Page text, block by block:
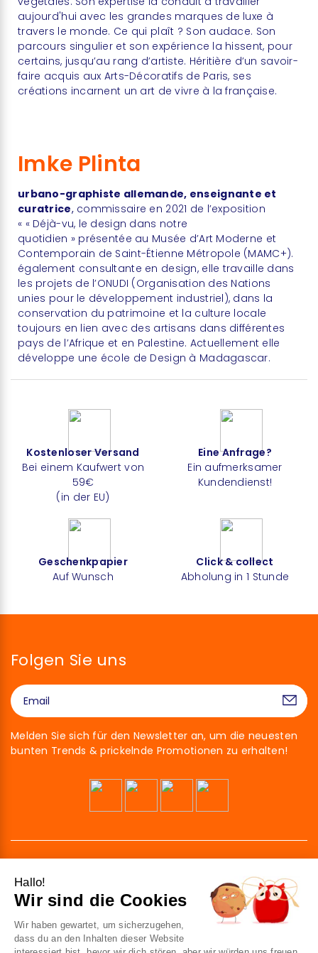
aujourd'hui avec les grandes marques de luxe à
travers le monde. Ce qui plaît ? Son audace. Son
parcours singulier et son expérience la hissent, pour
certains, jusqu’au rang d’artiste. Héritière d’un savoir-
faire acquis aux Arts-Décoratifs de Paris, ses
créations incarnent un art de vivre à la française.
Imke Plinta
urbano-graphiste allemande, enseignante et
curatrice, commissaire en 2021 de l’exposition
« « Déjà-vu, le design dans notre
quotidien » présentée au Musée d’Art Moderne et
Contemporain de Saint-Étienne Métropole (MAMC+).
également consultante en design, elle travaille dans
les projets de l’ONUDI (Organisation des Nations
unies pour le développement industriel), dans la
conservation du patrimoine et la culture locale
toujours en lien avec des artisans dans différentes
pays de l’Afrique et en Palestine. Actuellement elle
développe une école de Design à Madagascar.
Kostenloser Versand
Bei einem Kaufwert von
59€
(in der EU)
Eine Anfrage?
Ein aufmerksamer
Kundendienst!
Geschenkpapier
Auf Wunsch
Click & collect
Abholung in 1 Stunde
Folgen Sie uns
Melden Sie sich für den Newsletter an, um die neuesten
bunten Trends & prickelnde Promotionen zu erhalten!
41 av. de l’agent Sarre
92700 Colombes
Hallo!
Wir sind die Cookies
Wir haben gewartet, um sicherzugehen,
dass du an den Inhalten dieser Website